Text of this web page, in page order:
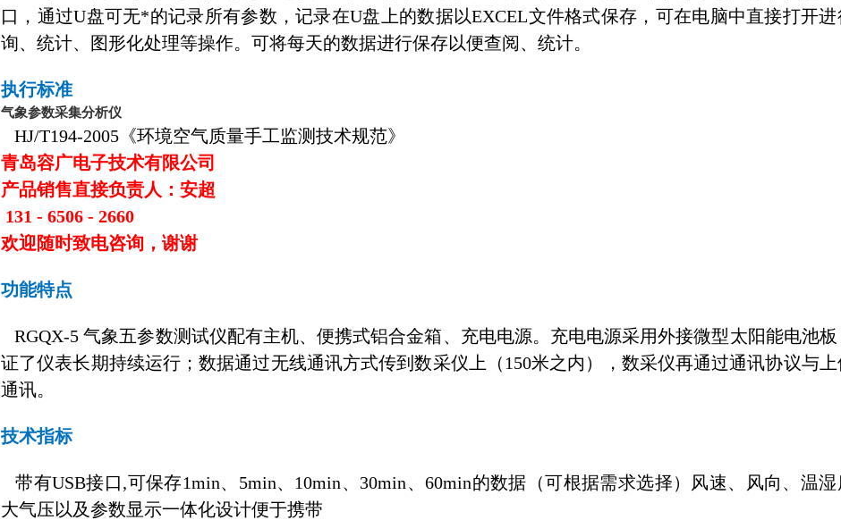
口，通过U盘可无*的记录所有参数，记录在U盘上的数据以EXCEL文件格式保存，可在电脑中直接打开进
询、统计、图形化处理等操作。可将每天的数据进行保存以便查阅、统计。
执行标准
气象参数采集分析仪
HJ/T194-2005《环境空气质量手工监测技术规范》
青岛容广电子技术有限公司
产品销售直接负责人：安超
131 - 6506 - 2660
欢迎随时致电咨询，谢谢
功能特点
RGQX-5 气象五参数测试仪配有主机、便携式铝合金箱、充电电源。充电电源采用外接微型太阳能电池
证了仪表长期持续运行；数据通过无线通讯方式传到数采仪上（150米之内），数采仪再通过通讯协议与
通讯。
技术指标
带有USB接口,可保存1min、5min、10min、30min、60min的数据（可根据需求选择）风速、风向、温
大气压以及参数显示一体化设计便于携带